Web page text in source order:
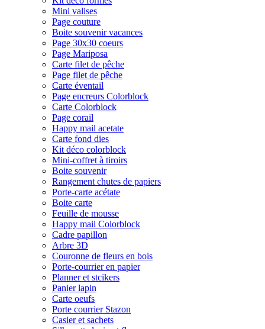
Mini valises
Page couture
Boite souvenir vacances
Page 30x30 coeurs
Page Mariposa
Carte filet de pêche
Page filet de pêche
Carte éventail
Page encreurs Colorblock
Carte Colorblock
Page corail
Happy mail acetate
Carte fond dies
Kit déco colorblock
Mini-coffret à tiroirs
Boite souvenir
Rangement chutes de papiers
Porte-carte acétate
Boite carte
Feuille de mousse
Happy mail Colorblock
Cadre papillon
Arbre 3D
Couronne de fleurs en bois
Porte-courrier en papier
Planner et stcikers
Panier lapin
Carte oeufs
Porte courrier Stazon
Casier et sachets